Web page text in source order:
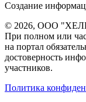
Создание
© 2026, ООО
При полном или
на портал
достоверность
участников.
Политика